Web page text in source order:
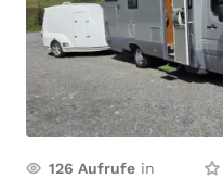
126 Aufrufe in